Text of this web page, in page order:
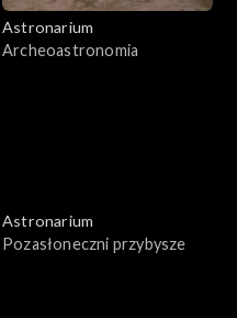
Astronarium
Archeoastronomia
Astronarium
Pozasłoneczni przybysze